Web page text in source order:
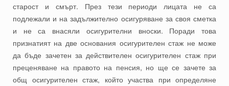
старост и смърт. През тези периоди лицата не са
подлежали и на задължително осигуряване за своя сметка
и не са внасяли осигурителни вноски. Поради това
признатият на две основания осигурителен стаж не може
да бъде зачетен за действителен осигурителен стаж при
преценяване на правото на пенсия, но ще се зачете за
общ осигурителен стаж, който участва при определяне